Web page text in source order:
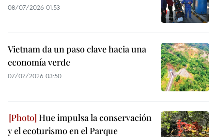
08/07/2026 01:53
Vietnam da un paso clave hacia una
economía verde
07/07/2026 03:50
Hue impulsa la conservación
y el ecoturismo en el Parque